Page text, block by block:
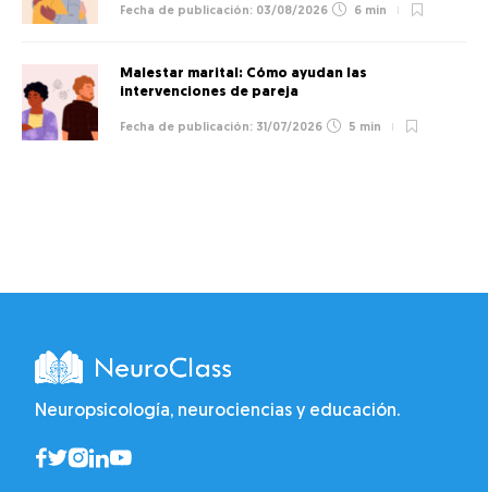
03/08/2026 6 min
Malestar marital: Cómo ayudan las
intervenciones de pareja
31/07/2026 5 min
Neuropsicología, neurociencias y educación.